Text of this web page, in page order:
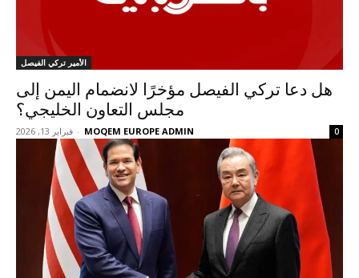
الأمير تركي الفيصل
هل دعا تركي الفيصل مؤخرًا لانضمام اليمن إلى
مجلس التعاون الخليجي؟
MOQEM EUROPE ADMIN
- فبراير 13, 2026 0